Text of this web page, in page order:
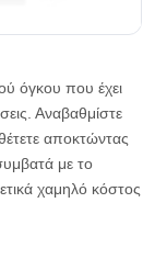
όγκου που έχει
Αναβαθμίστε
αποκτώντας
με το
χαμηλό κόστος